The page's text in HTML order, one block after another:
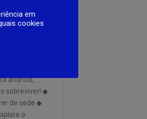
android,
sobreviver! ◆
de sede.◆
o
em
cookies